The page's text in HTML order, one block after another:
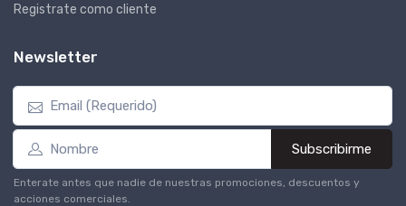
Registrate como cliente
Newsletter
Subscribirme
Enterate antes que nadie de nuestras promociones, descuentos y
acciones comerciales.